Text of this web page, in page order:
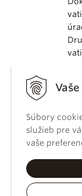
Súbory
služieb pre
vaše
KBS